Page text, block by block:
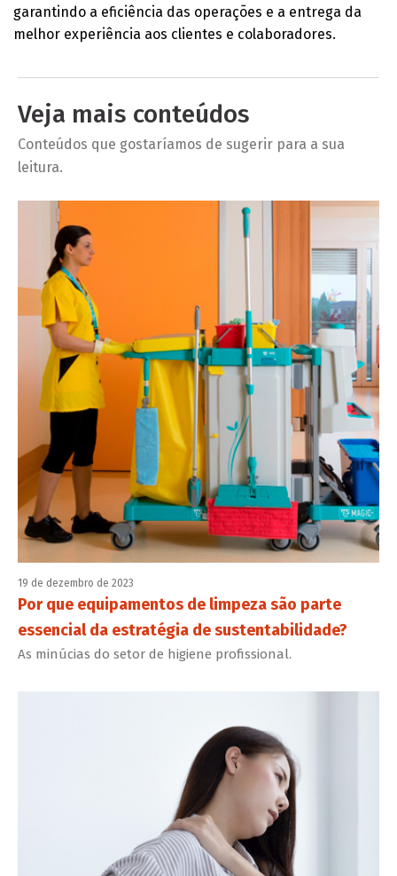
garantindo a eficiência das operações e a entrega da
melhor experiência aos clientes e colaboradores.
Veja mais conteúdos
Conteúdos que gostaríamos de sugerir para a sua
leitura.
19 de dezembro de 2023
Por que equipamentos de limpeza são parte
essencial da estratégia de sustentabilidade?
As minúcias do setor de higiene profissional.